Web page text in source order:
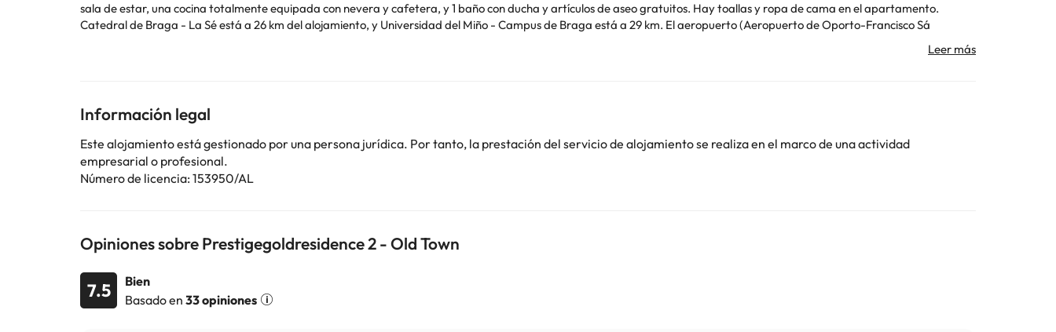
sala de estar, una cocina totalmente equipada con nevera y cafetera, y 1 baño con ducha y artículos de aseo gratuitos. Hay toallas y ropa de cama en el apartamento.
Catedral de Braga - La Sé está a 26 km del alojamiento, y Universidad del Miño - Campus de Braga está a 29 km. El aeropuerto (Aeropuerto de Oporto-Francisco Sá
cambios por parte del alojamiento. Si tienes dudas, contáctanos.
Información legal
Este alojamiento está gestionado por una persona jurídica. Por tanto, la prestación del servicio de alojamiento se realiza en el marco de una actividad
empresarial o profesional.
Número de licencia: 153950/AL
Opiniones sobre Prestigegoldresidence 2 - Old Town
7.5
Bien
Basado en 33 opiniones